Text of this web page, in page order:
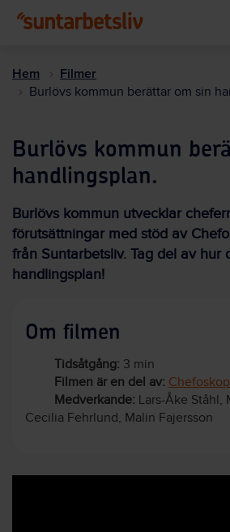
Hem Filmer
Burlövs kommun berättar om sin
Burlövs kommun
handlingsplan.
Burlövs kommun utvecklar
förutsättningar med stöd av
från Suntarbetsliv. Tag del av hur
handlingsplan!
Om filmen
Tidsåtgång: 3 min
Filmen är en del av:
Medverkande: Lars-Åke Ståhl,
Cecilia Fehrlund, Malin Fajersson